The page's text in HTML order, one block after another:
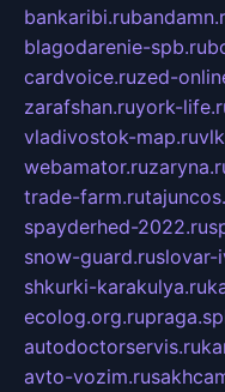
bankaribi.ru
blagodarenie-spb.ru
cardvoice.ruzed-
zarafshan.ruyork-
vladivostok-map.ru
webamator.ru
trade-farm.ru
spayderhed-2022.ru
snow-guard.ruslovar-
shkurki-karakulya.ru
ecolog.org.ru
autodoctorservis.ru
avto-vozim.ru